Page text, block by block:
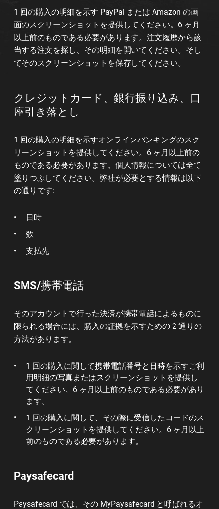
1 回の購入の明細を示す PayPal または Amazon の画
面のスクリーンショットを提供してください。6 ヶ月
以上前のものである必要があります。注文履歴から該
当する注文を探し、その明細を開いてください。そし
てそのスクリーンショットを保存してください。
クレジットカード、銀行振り込み、口
座引き落とし
1 回の購入の明細を示すオンラインバンキングのスク
リーンショットを提供してください。6 ヶ月以上前の
ものである必要があります。個人情報については全て
塗りつぶしてください。弊社が必要とする情報は以下
の通りです:
日時
数
支払先
SMS/携帯電話
そのアカウントで行った決済が携帯電話によるものに
限られる場合には、購入の証拠を示すための 2 通りの
方法があります。
1 回の購入に関して携帯電話番号と日時を示すご利
用明細の写真またはスクリーンショットを提供し
てください。6 ヶ月以上前のものである必要があり
ます。
1 回の購入に関して、その際に受信したコードのス
クリーンショットを提供してください。6 ヶ月以上
前のものである必要があります。
Paysafecard
Paysafecard では、その MyPaysafecard と呼ばれるオ